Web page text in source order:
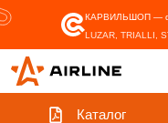
КАРВИЛЬШОП —
LUZAR, TRIALLI,
Каталог